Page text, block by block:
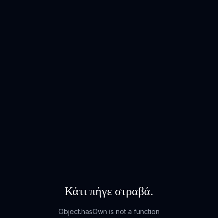
Κάτι πήγε στραβά.
Object.hasOwn is not a function